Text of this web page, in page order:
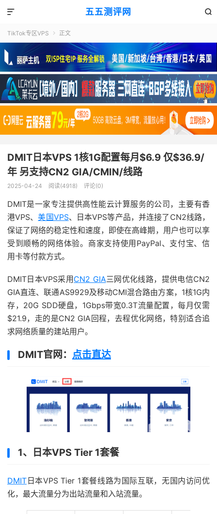
五五测评网 

TikTok专区VPS  正文
DMIT日本VPS 1核1G配置每月$6.9 仅$36.9/
年 另支持CN2 GIA/CMIN/线路
2025-04-24 阅读(4918) 评论(0)
DMIT是一家专注提供高性能云计算服务的公司，主要有香
港VPS、美国VPS、日本VPS等产品，并连接了CN2线路，
保证了网络的稳定性和速度，即使在高峰期，用户也可以享
受到顺畅的网络体验。商家支持使用PayPal、支付宝、信
用卡等付款方式。
DMIT日本VPS采用 CN2 GIA三网优化线路，提供电信CN2
GIA直连、联通AS9929及移动CMI混合路由方案，1核1G内
存，20G SDD硬盘，1Gbps带宽0.3T流量配置，每月仅需
$21.9，走的是CN2 GIA回程，去程优化网络，特别适合追
求网络质量的建站用户。
DMIT官网： 点击直达
1、日本VPS Tier 1套餐
DMIT日本VPS Tier 1套餐线路为国际互联，无国内访问优
化，最大流量分为出站流量和入站流量。